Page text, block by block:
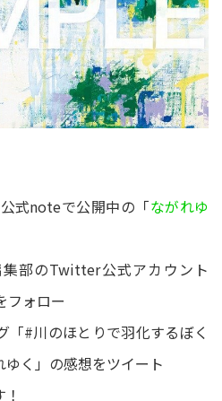
式noteで公開中の「ながれゆ
集部のTwitter公式アカウント
フォロー
「#川のほとりで羽化するぼく
く」の感想をツイート